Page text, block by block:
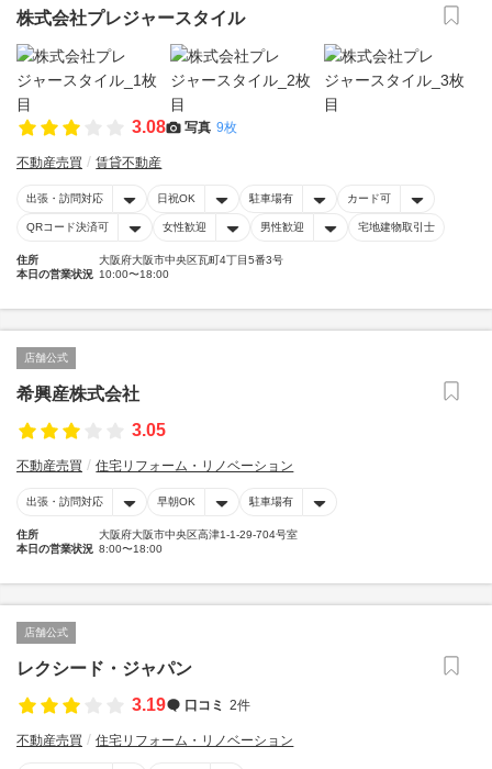
株式会社プレジャースタイル
3.08 写真 9枚
不動産売買 賃貸不動産
出張・訪問対応 日祝OK 駐車場有 カード可
QRコード決済可 女性歓迎 男性歓迎 宅地建物取引士
住所
大阪府大阪市中央区瓦町4丁目5番3号
本日の営業状況 10:00〜18:00
店舗公式
希興産株式会社
3.05
不動産売買 住宅リフォーム・リノベーション
出張・訪問対応 早朝OK 駐車場有
住所
大阪府大阪市中央区高津1-1-29-704号室
本日の営業状況 8:00〜18:00
店舗公式
レクシード・ジャパン
3.19
口コミ 2件
不動産売買 住宅リフォーム・リノベーション